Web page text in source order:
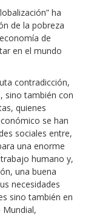
ha
de la pobreza
de
en el mundo
contradicción,
sino también con
quienes
se han
sociales entre,
una enorme
humano y,
una buena
necesidades
sino también en